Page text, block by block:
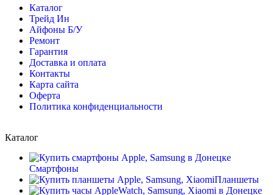
Каталог
Трейд Ин
Айфоны Б/У
Ремонт
Гарантия
Доставка и оплата
Контакты
Карта сайта
Оферта
Политика конфиденциальности
Каталог
Смартфоны
Планшеты